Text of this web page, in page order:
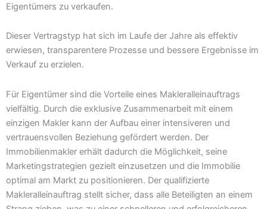
Eigentümers zu verkaufen.
Dieser Vertragstyp hat sich im Laufe der Jahre als effektiv
erwiesen, transparentere Prozesse und bessere Ergebnisse im
Verkauf zu erzielen.
Für Eigentümer sind die Vorteile eines Makleralleinauftrags
vielfältig. Durch die exklusive Zusammenarbeit mit einem
einzigen Makler kann der Aufbau einer intensiveren und
vertrauensvollen Beziehung gefördert werden. Der
Immobilienmakler erhält dadurch die Möglichkeit, seine
Marketingstrategien gezielt einzusetzen und die Immobilie
optimal am Markt zu positionieren. Der qualifizierte
Makleralleinauftrag stellt sicher, dass alle Beteiligten an einem